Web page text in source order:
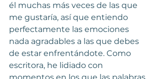
él muchas más veces de las que
me gustaría, así que entiendo
perfectamente las emociones
nada agradables a las que debes
de estar enfrentándote. Como
escritora, he lidiado con